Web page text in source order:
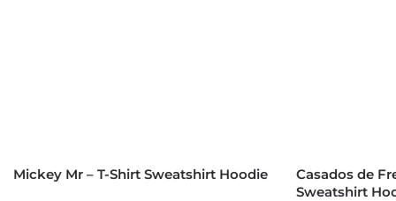
Mickey Mr – T-Shirt Sweatshirt Hoodie
Casados de
Sweatshirt